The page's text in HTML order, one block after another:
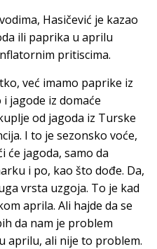
Hasičević je kazao
ili paprika u aprilu
pritiscima.
već imamo paprike iz
jagode iz domaće
od jagoda iz Turske
I to je sezonsko voće,
će jagoda, samo da
i po, kao što dođe. Da,
vrsta uzgoja. To je kad
aprila. Ali hajde da se
da nam je problem
aprilu, ali nije to problem.